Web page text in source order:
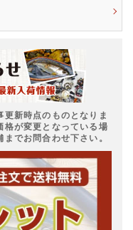
新時点のものとなりま
格が変更となっている場
でお問合わせ下さい。